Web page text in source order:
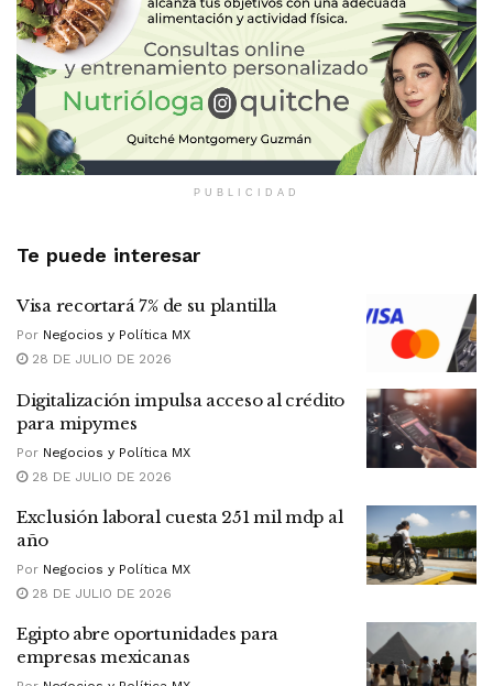
PUBLICIDAD
Te puede interesar
Visa recortará 7% de su plantilla
Por Negocios y Política MX
28 DE JULIO DE 2026
Digitalización impulsa acceso al crédito
para mipymes
Por Negocios y Política MX
28 DE JULIO DE 2026
Exclusión laboral cuesta 251 mil mdp al
año
Por Negocios y Política MX
28 DE JULIO DE 2026
Egipto abre oportunidades para
empresas mexicanas